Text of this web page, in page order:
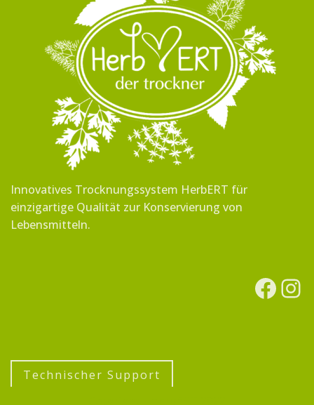
Innovatives Trocknungssystem HerbERT für
einzigartige Qualität zur Konservierung von
Lebensmitteln.
Technischer Support